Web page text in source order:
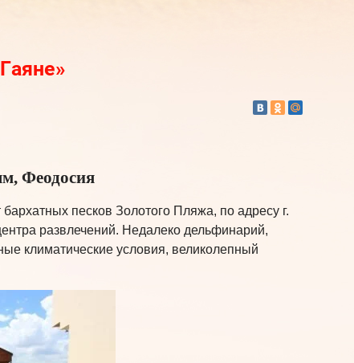
Феодосия
песков Золотого Пляжа, по адресу г.
развлечений. Недалеко дельфинарий,
климатические условия, великолепный